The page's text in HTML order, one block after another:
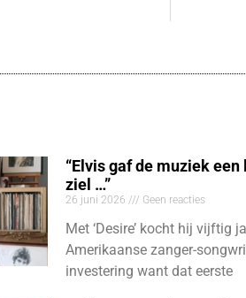
“Elvis gaf de muziek
ziel …”
26 juni 2026 Geen reacties
Met ‘Desire’ kocht hij vijftig
Amerikaanse zanger-
investering want dat eerste